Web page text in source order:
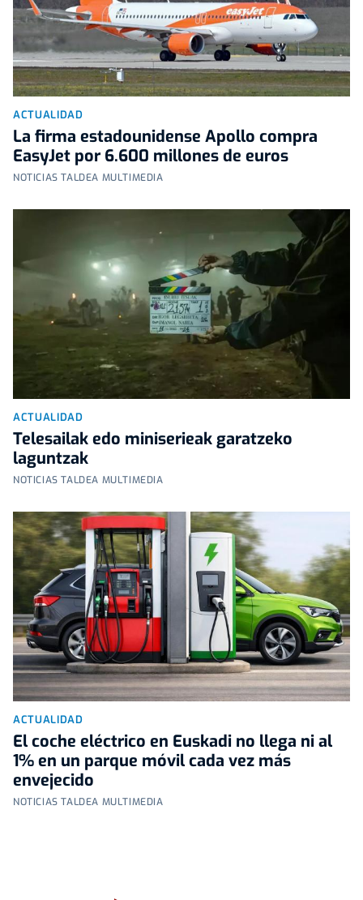
ACTUALIDAD
La firma estadounidense Apollo compra
EasyJet por 6.600 millones de euros
NOTICIAS TALDEA MULTIMEDIA
ACTUALIDAD
Telesailak edo miniserieak garatzeko
laguntzak
NOTICIAS TALDEA MULTIMEDIA
ACTUALIDAD
El coche eléctrico en Euskadi no llega ni al
1% en un parque móvil cada vez más
envejecido
NOTICIAS TALDEA MULTIMEDIA